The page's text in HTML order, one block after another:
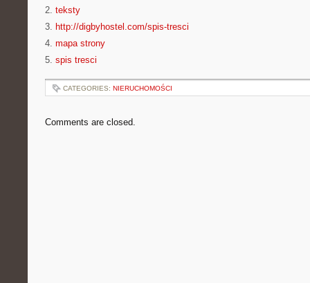
2. teksty
3. http://digbyhostel.com/spis-tresci
4. mapa strony
5. spis tresci
CATEGORIES: NIERUCHOMOŚCI
Comments are closed.